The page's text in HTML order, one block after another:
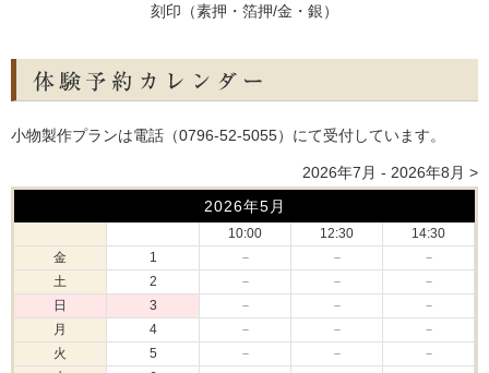
刻印（素押・箔押/金・銀）
小物製作プランは電話（0796-52-5055）にて受付しています。
2026年7月 - 2026年8月 >
2026年5月
10:00 12:30
14:30
金
1 － －
－
土
2 － －
－
日
3 － －
－
月
4 － －
－
火
5 － －
－